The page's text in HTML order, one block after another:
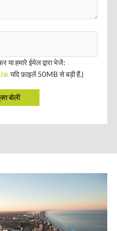
या हमारे ईमेल द्वारा भेजें:
यदि फ़ाइलें 50MB से बड़ी हैं.)